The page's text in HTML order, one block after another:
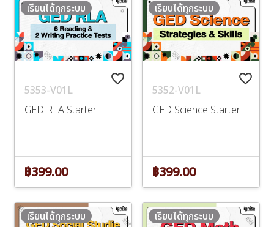
favorite_border
5353-V01L
GED RLA Starter
เรียนได้ทุกระบบ
฿399.00
favorite_border
5352-V01L
GED Science Starter
เรียนได้ทุกระบบ
฿399.00
เรียนได้ทุกระบบ เรียนได้ทุกระบบ